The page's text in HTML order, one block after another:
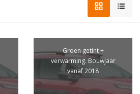
Groen getint +
verwarming. Bouwjaar
vanaf 2018